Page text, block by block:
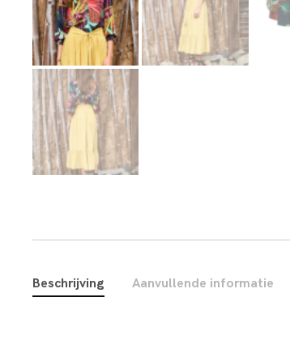
Beschrijving Aanvullende informatie